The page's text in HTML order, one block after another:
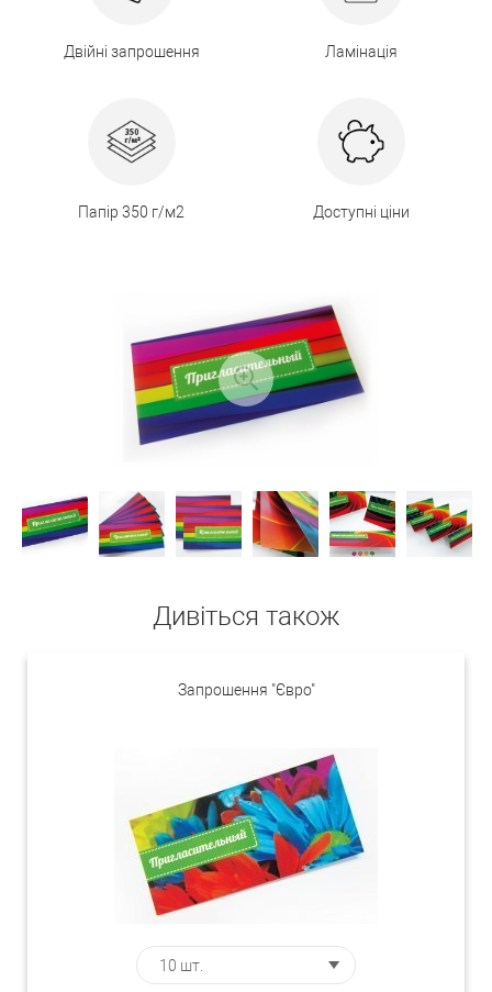
Двійні запрошення Ламінація
Папір 350 г/м2 Доступні ціни
Дивіться також
Запрошення "Євро"